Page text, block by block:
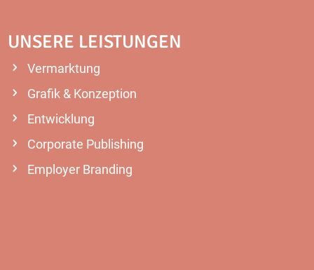
UNSERE LEISTUNGEN
Vermarktung
Grafik & Konzeption
Entwicklung
Corporate Publishing
Employer Branding